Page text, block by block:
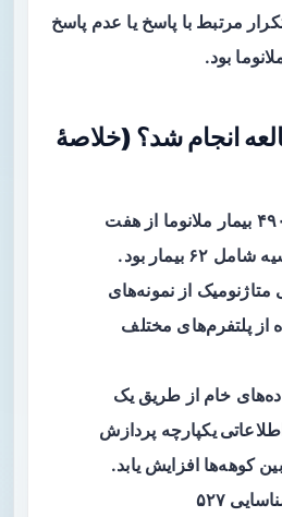
مرتبط با پاسخ یا عدم پاسخ
انجام شد؟ (خلاصهٔ
طیف: مجموعاً ۴۹۰ بیمار ملانوما از هفت
بیمار بود.
متاژنومیک از نمونه‌های
از پلتفرم‌های مختلف
خام از طریق یک
یکپارچه پردازش
کوهه‌ها افزایش یابد.
۵۲۷